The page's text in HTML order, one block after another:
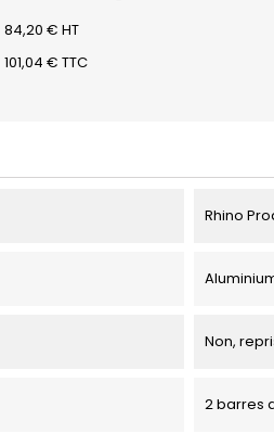
84,20 € HT
101,04 € TTC
Rhino
Non,
2 barres